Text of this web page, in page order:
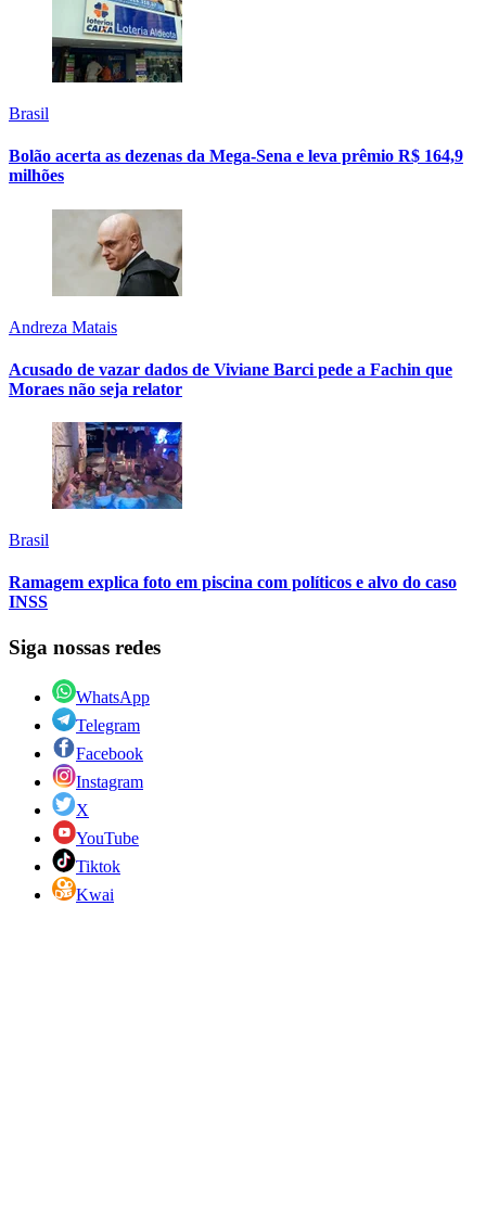
Brasil
Bolão acerta as dezenas da Mega-Sena e leva prêmio R$ 164,9
milhões
Andreza Matais
Acusado de vazar dados de Viviane Barci pede a Fachin que
Moraes não seja relator
Brasil
Ramagem explica foto em piscina com políticos e alvo do caso
INSS
Siga nossas redes
WhatsApp
Telegram
Facebook
Instagram
X
YouTube
Tiktok
Kwai